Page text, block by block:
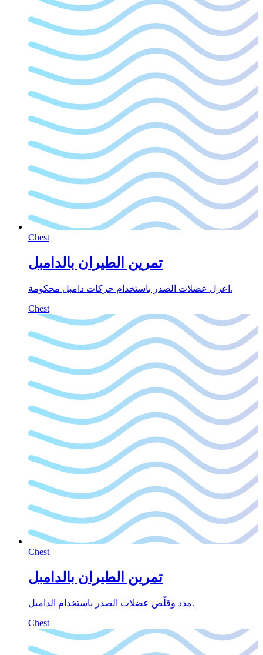
Chest
تمرين الطيران بالدامبل
اعزل عضلات الصدر باستخدام حركات دامبل محكومة.
Chest
Chest
تمرين الطيران بالدامبل
مدد وقلّص عضلات الصدر باستخدام الدامبل.
Chest